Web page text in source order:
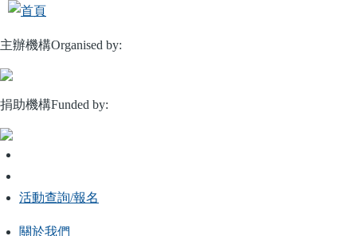
移
主
內
容
主辦機構Organised by:
捐助機構Funded by:
活動查詢/報名
關於我們